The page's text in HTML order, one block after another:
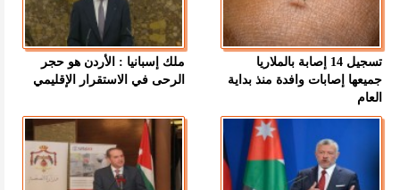
تسجيل 14 إصابة بالملاريا
جميعها إصابات وافدة منذ بداية
العام
ملك إسبانيا : الأردن هو حجر
الرحى في الاستقرار الإقليمي